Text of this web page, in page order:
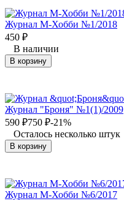
Журнал М-Хобби №1/2018
450 ₽
В наличии
В корзину
Журнал "Броня" №1(1)/2009
590 ₽750 ₽-21%
Осталось несколько штук
В корзину
Журнал М-Хобби №6/2017